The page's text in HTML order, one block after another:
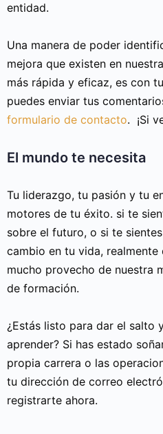
entidad.
Una manera de poder
mejora que existen en
más rápida y eficaz, es con
puedes enviar tus
formulario de contacto. ¡Si
El mundo te necesita
Tu liderazgo, tu pasión y tu
motores de tu éxito. si te
sobre el futuro, o si te
cambio en tu vida, realmente
mucho provecho de nuestra
de formación.
¿Estás listo para dar el salto
aprender? Si has estado
propia carrera o las
tu dirección de correo
registrarte ahora.